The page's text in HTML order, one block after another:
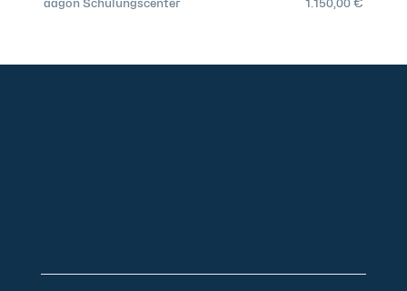
aagon Schulungscenter 1.150,00 €